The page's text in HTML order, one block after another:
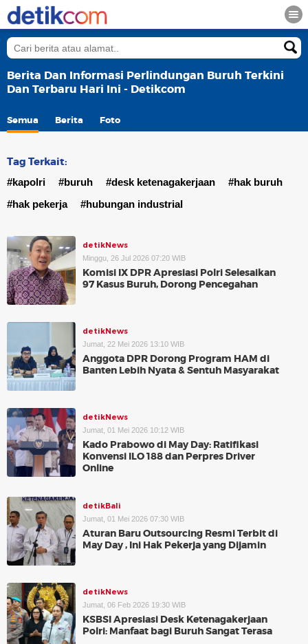
Berita Dan Informasi Perlindungan Buruh Terkini
Dan Terbaru Hari Ini - Detikcom
Semua Berita Foto
Tag Terkait:
#kapolri #buruh #desk ketenagakerjaan
#hak buruh
#hak pekerja
#hubungan industrial
detikNews
Minggu, 26 Jul 2026 07:20 WIB
Komisi IX DPR Apresiasi Polri Selesaikan
97 Kasus Buruh, Dorong Pencegahan
detikNews
Jumat, 22 Mei 2026 13:10 WIB
Anggota DPR Dorong Program HAM di
Banten Lebih Nyata & Sentuh Masyarakat
detikNews
Jumat, 01 Mei 2026 10:12 WIB
Kado Prabowo di May Day: Ratifikasi
Konvensi ILO 188 dan Perpres Driver
Online
detikBali
Jumat, 01 Mei 2026 07:30 WIB
Aturan Baru Outsourcing Resmi Terbit di
May Day , Ini Hak Pekerja yang Dijamin
detikNews
Jumat, 06 Feb 2026 19:30 WIB
KSBSI Apresiasi Desk Ketenagakerjaan
Polri: Manfaat bagi Buruh Sangat Terasa